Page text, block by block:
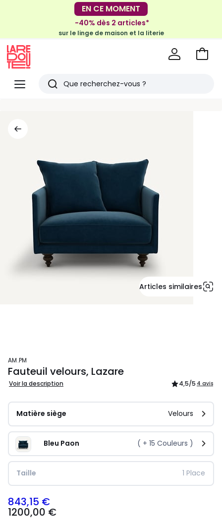
-30€ tous les 100€*
sur le meuble & la déco
EN CE MOMENT
-40% dès 2 articles*
sur le linge de maison et la literie
Menu
Redoute
Rechercher
Voir
Articles similaires
AM.PM
Fauteuil velours, Lazare
Voir la description 4,5/5 4 avis
Matière siège Velours
Bleu Paon ( + 15 Couleurs )
Taille 1 Place
843,15 €
1200,00 €